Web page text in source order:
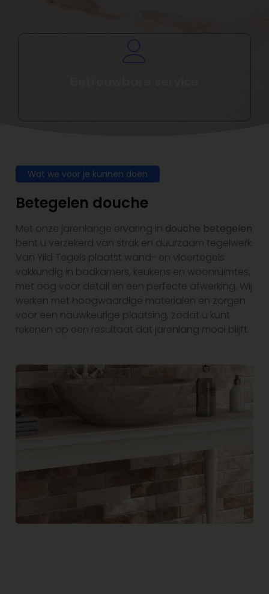
Betrouwbare service
Wij bieden persoonlijke begeleiding gedurende
Wat we voor je kunnen doen
Betegelen douche
Met onze jarenlange ervaring in douche betegelen
bent u verzekerd van strak en duurzaam tegelwerk.
Van Yild Tegels plaatst wand- en vloertegels
vakkundig in badkamers, keukens en woonruimtes,
met oog voor detail en een perfecte afwerking. Wij
werken met hoogwaardige materialen en zorgen
voor een nauwkeurige plaatsing, zodat u kunt
rekenen op een resultaat dat jarenlang mooi blijft.